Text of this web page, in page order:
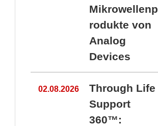
Mikrowellenp
rodukte von
Analog
Devices
02.08.2026
Through Life
Support
360™: